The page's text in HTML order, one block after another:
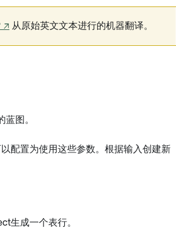
↗ 从原始英文文本进行的机器翻译。
图。
配置为使用这些参数。根据输入创建新
生成一个表行。